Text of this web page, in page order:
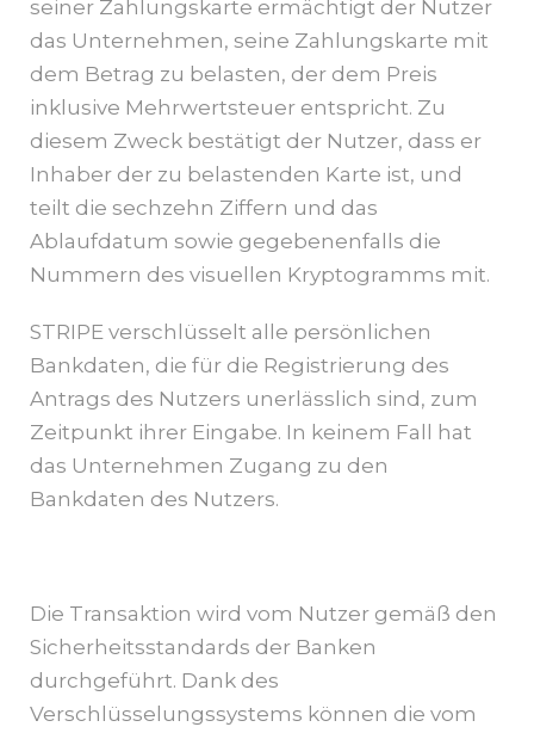
seiner Zahlungskarte ermächtigt der Nutzer
das Unternehmen, seine Zahlungskarte mit
dem Betrag zu belasten, der dem Preis
inklusive Mehrwertsteuer entspricht. Zu
diesem Zweck bestätigt der Nutzer, dass er
Inhaber der zu belastenden Karte ist, und
teilt die sechzehn Ziffern und das
Ablaufdatum sowie gegebenenfalls die
Nummern des visuellen Kryptogramms mit.
STRIPE verschlüsselt alle persönlichen
Bankdaten, die für die Registrierung des
Antrags des Nutzers unerlässlich sind, zum
Zeitpunkt ihrer Eingabe. In keinem Fall hat
das Unternehmen Zugang zu den
Bankdaten des Nutzers.
Die Transaktion wird vom Nutzer gemäß den
Sicherheitsstandards der Banken
durchgeführt. Dank des
Verschlüsselungssystems können die vom